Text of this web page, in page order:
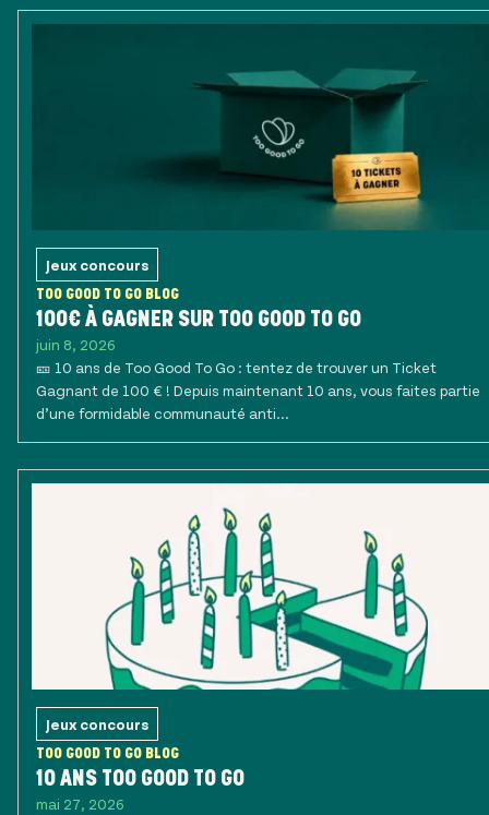
Jeux concours
TOO GOOD TO GO BLOG
100€ À GAGNER SUR TOO GOOD TO GO
juin 8, 2026
🎫 10 ans de Too Good To Go : tentez de trouver un Ticket
Gagnant de 100 € ! Depuis maintenant 10 ans, vous faites partie
d’une formidable communauté anti...
Jeux concours
TOO GOOD TO GO BLOG
10 ANS TOO GOOD TO GO
mai 27, 2026